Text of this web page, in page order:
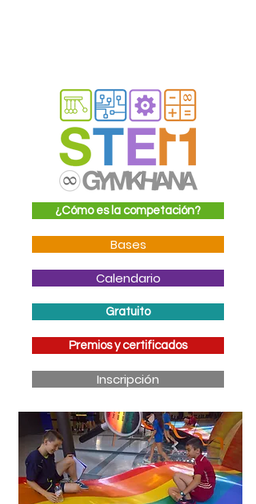
¿Cómo es la competación?
Bases
Calendario
Gratuito
Premios y certificados
Inscripción